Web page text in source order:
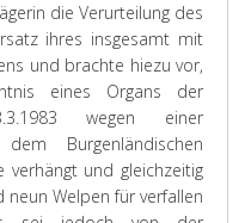
die Verurteilung des
ihres insgesamt mit
und brachte hiezu vor,
eines Organs der
wegen einer
Burgenländischen
verhängt und gleichzeitig
Welpen für verfallen